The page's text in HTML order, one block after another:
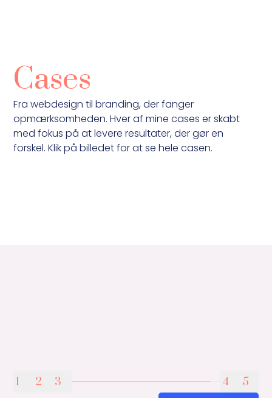
Cases
Fra webdesign til branding, der fanger
opmærksomheden. Hver af mine cases er skabt
med fokus på at levere resultater, der gør en
forskel. Klik på billedet for at se hele casen.
1 2 3 4 5